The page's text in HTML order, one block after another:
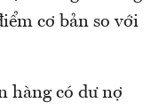
cơ bản so với
hàng có dư nợ